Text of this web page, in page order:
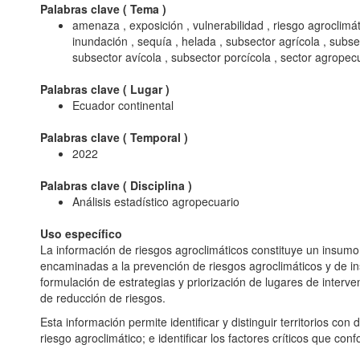
Palabras clave ( Tema )
amenaza , exposición , vulnerabilidad , riesgo
inundación , sequía , helada , subsector agrícola ,
subsector avícola , subsector porcícola , sector
Palabras clave ( Lugar)
Ecuador continental
Palabras clave ( Temporal )
2022
Palabras clave ( Disciplina )
Análisis estadístico agropecuario
Uso específico
La información de riesgos agroclimáticos constituye un
encaminadas a la prevención de riesgos agroclimáticos y de
formulación de estrategias y priorización de lugares de
de reducción de riesgos.
Esta información permite identificar y distinguir territorios con
riesgo agroclimático; e identificar los factores críticos que